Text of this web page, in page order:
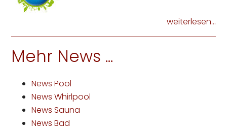
weiterlesen...
Mehr News ...
News Pool
News Whirlpool
News Sauna
News Bad